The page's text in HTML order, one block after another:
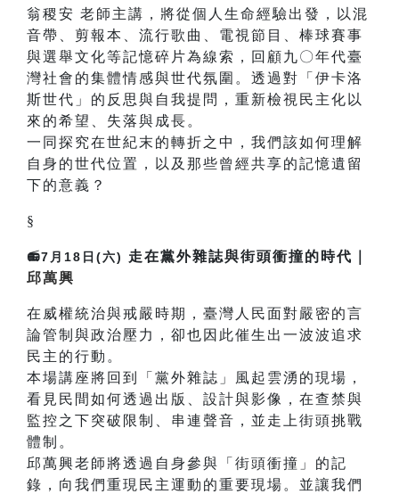
翁稷安 老師主講，將從個人生命經驗出發，以混
音帶、剪報本、流行歌曲、電視節目、棒球賽事
與選舉文化等記憶碎片為線索，回顧九〇年代臺
灣社會的集體情感與世代氛圍。透過對「伊卡洛
斯世代」的反思與自我提問，重新檢視民主化以
來的希望、失落與成長。
一同探究在世紀末的轉折之中，我們該如何理解
自身的世代位置，以及那些曾經共享的記憶遺留
下的意義？
§
📻7月18日(六) 走在黨外雜誌與街頭衝撞的時代｜
邱萬興
在威權統治與戒嚴時期，臺灣人民面對嚴密的言
論管制與政治壓力，卻也因此催生出一波波追求
民主的行動。
本場講座將回到「黨外雜誌」風起雲湧的現場，
看見民間如何透過出版、設計與影像，在查禁與
監控之下突破限制、串連聲音，並走上街頭挑戰
體制。
邱萬興老師將透過自身參與「街頭衝撞」的記
錄，向我們重現民主運動的重要現場。並讓我們